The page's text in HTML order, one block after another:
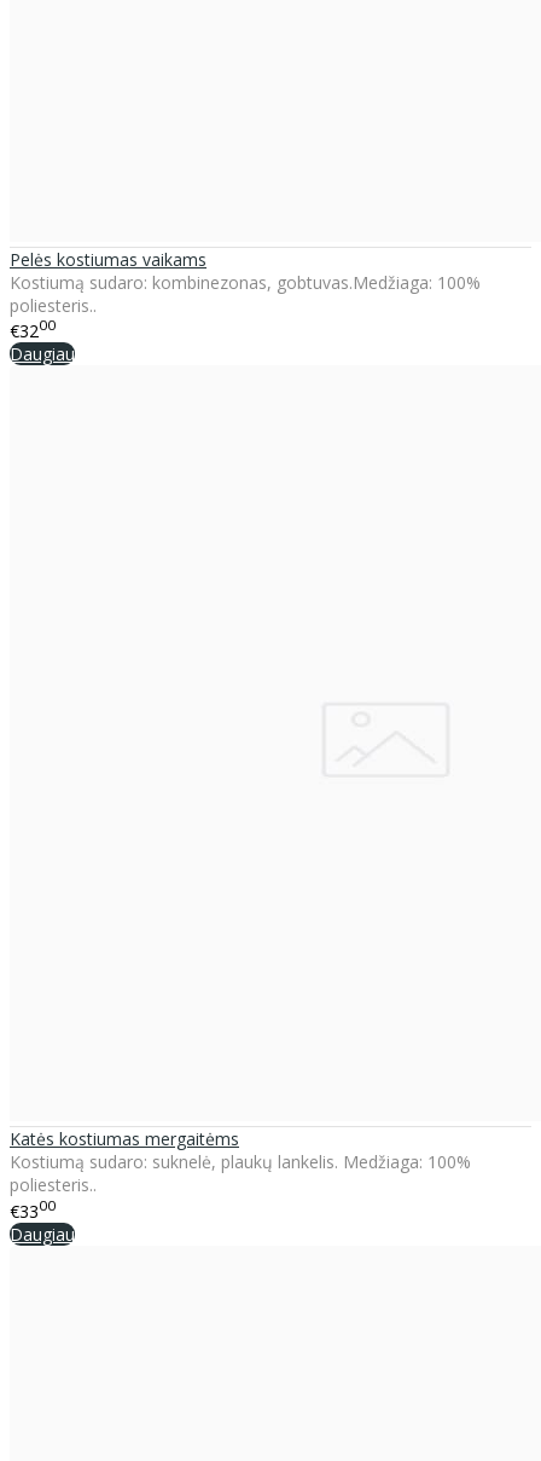
Pelės kostiumas vaikams
Kostiumą sudaro: kombinezonas, gobtuvas.Medžiaga: 100%
poliesteris..
€3200
Daugiau
Katės kostiumas mergaitėms
Kostiumą sudaro: suknelė, plaukų lankelis. Medžiaga: 100%
poliesteris..
€3300
Daugiau